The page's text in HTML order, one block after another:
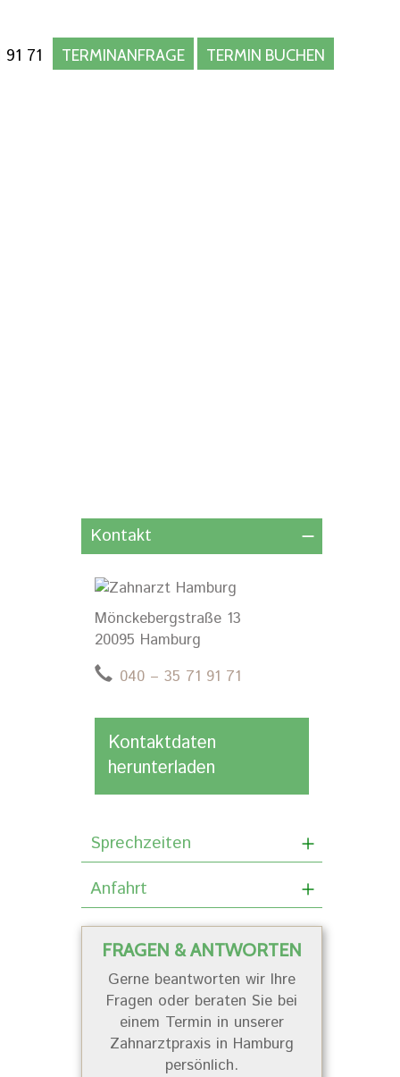
71 TERMINANFRAGE TERMIN BUCHEN
Kontakt
Mönckebergstraße 13
20095 Hamburg
040 – 35 71 91 71
Kontaktdaten
herunterladen
Sprechzeiten
Anfahrt
FRAGEN & ANTWORTEN
Gerne beantworten wir Ihre
Fragen oder beraten Sie bei
einem Termin in unserer
Zahnarztpraxis in Hamburg
persönlich.